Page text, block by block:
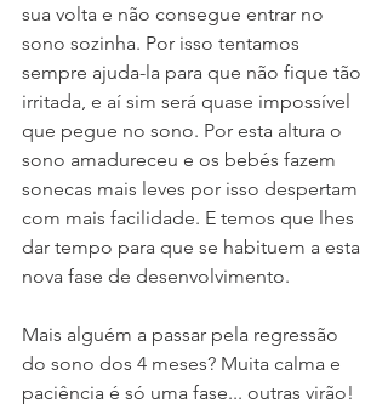
sua volta e não consegue entrar no
sono sozinha. Por isso tentamos
sempre ajuda-la para que não fique tão
irritada, e aí sim será quase impossível
que pegue no sono. Por esta altura o
sono amadureceu e os bebés fazem
sonecas mais leves por isso despertam
com mais facilidade. E temos que lhes
dar tempo para que se habituem a esta
nova fase de desenvolvimento.
Mais alguém a passar pela regressão
do sono dos 4 meses? Muita calma e
paciência é só uma fase... outras virão!